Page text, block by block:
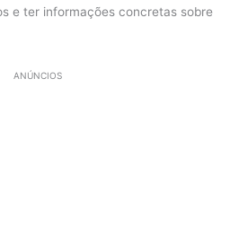
e ter informações concretas sobre
ANÚNCIOS